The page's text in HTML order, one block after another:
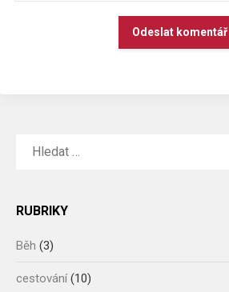
VYHLEDÁVÁNÍ
RUBRIKY
Běh (3)
cestování(10)